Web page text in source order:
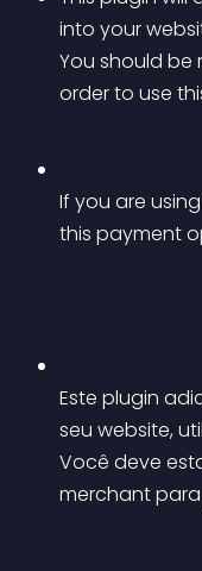
into your
You should be
order to use
If you are
this payment
Este plugin
seu website,
Você deve
merchant